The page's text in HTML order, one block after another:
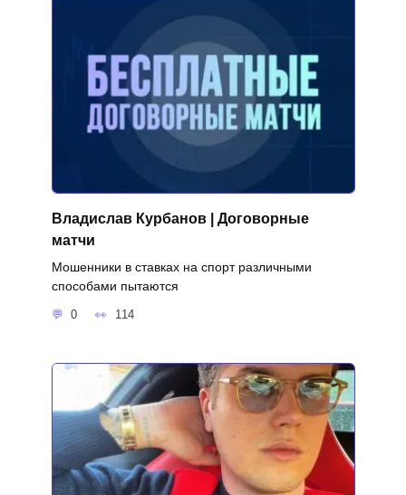
Владислав Курбанов | Договорные
матчи
Мошенники в ставках на спорт различными
способами пытаются
0 114